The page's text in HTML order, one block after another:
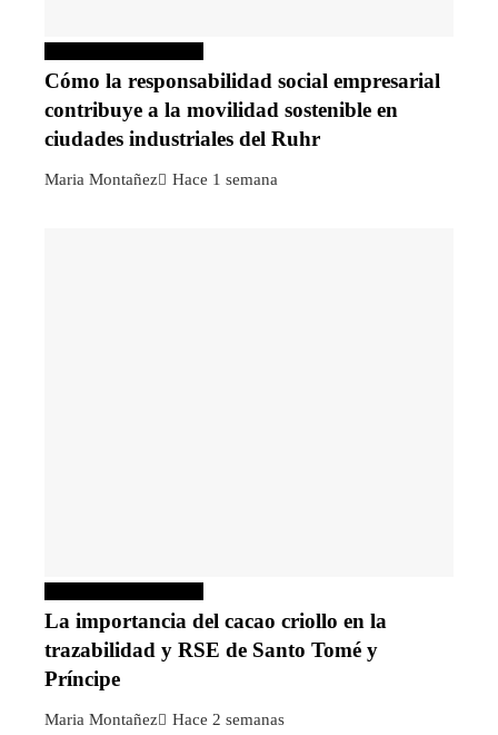
Cómo la responsabilidad social empresarial
contribuye a la movilidad sostenible en
ciudades industriales del Ruhr
Maria Montañez Hace 1 semana
La importancia del cacao criollo en la
trazabilidad y RSE de Santo Tomé y
Príncipe
Maria Montañez Hace 2 semanas